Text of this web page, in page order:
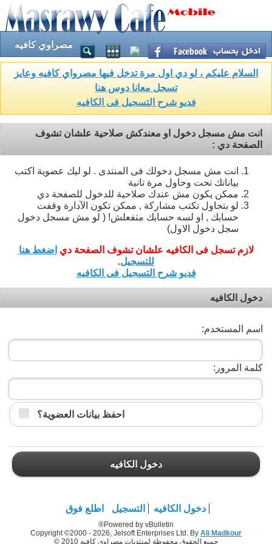
مصراوي كافيه
السلام عليكم ، لو دي اول مرة تدخل فيها مصرواي كافيه وعايز
تسجل معانا دوس هنا
فديو شرح التسجيل فى الكافيه
انت مش مسجل دخول او معندكش صلاحية علشان تشوف
الصفحة دي :
انت مش مسجل دخولك فى المنتدى . لو ليك عضوية اكتب
بياناتك تحت وحاول مرة تانية
ممكن يكون مش عندك صلاحية للدخول للصفحة دي
لو بتحاول تكتب مشاركة , ممكن تكون الآدارة وقفت
حسابك , او لسه حسابك متفعلش! ( لو مش مسجل دخول
سجل دخول الاول)
لازم تسجل فى الكافيه علشان تشوف الصفحة دي اضغط هنا
للتسجيل.
فديو شرح التسجيل فى الكافيه
دخول الكافيه
اسم المستخدم:
كلمة المرور:
احفظ بيانات العضوية؟
دخول الكافيه
دخول الكافيه التسجيل اطلع فوق
Powered by vBulletin®
Copyright ©2000 - 2026, Jelsoft Enterprises Ltd. By Ali Madkour
جميع الحقوق محفوظة لمنتديات مصراوي كافيه 2010 ©